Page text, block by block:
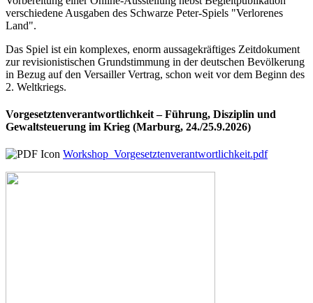
verschiedene Ausgaben des Schwarze Peter-Spiels "Verlorenes
Land".
Das Spiel ist ein komplexes, enorm aussagekräftiges Zeitdokument
zur revisionistischen Grundstimmung in der deutschen Bevölkerung
in Bezug auf den Versailler Vertrag, schon weit vor dem Beginn des
2. Weltkriegs.
Vorgesetztenverantwortlichkeit – Führung, Disziplin und
Gewaltsteuerung im Krieg (Marburg, 24./25.9.2026)
Workshop_Vorgesetztenverantwortlichkeit.pdf